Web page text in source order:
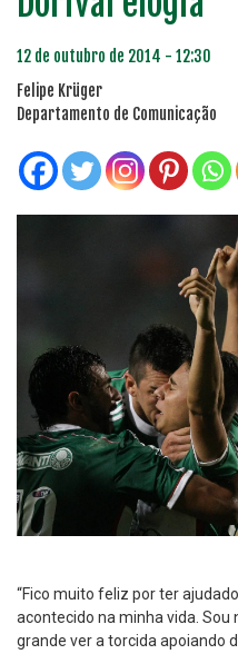
12 de outubro de 2014 - 12:30
Felipe Krüger
Departamento de Comunicação
“Fico muito feliz por ter
acontecido na minha vida.
grande ver a torcida apoiando